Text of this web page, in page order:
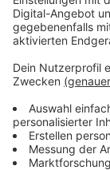
unten), einer
GmbH.
Anzeige
©Kerpen
Anzeige